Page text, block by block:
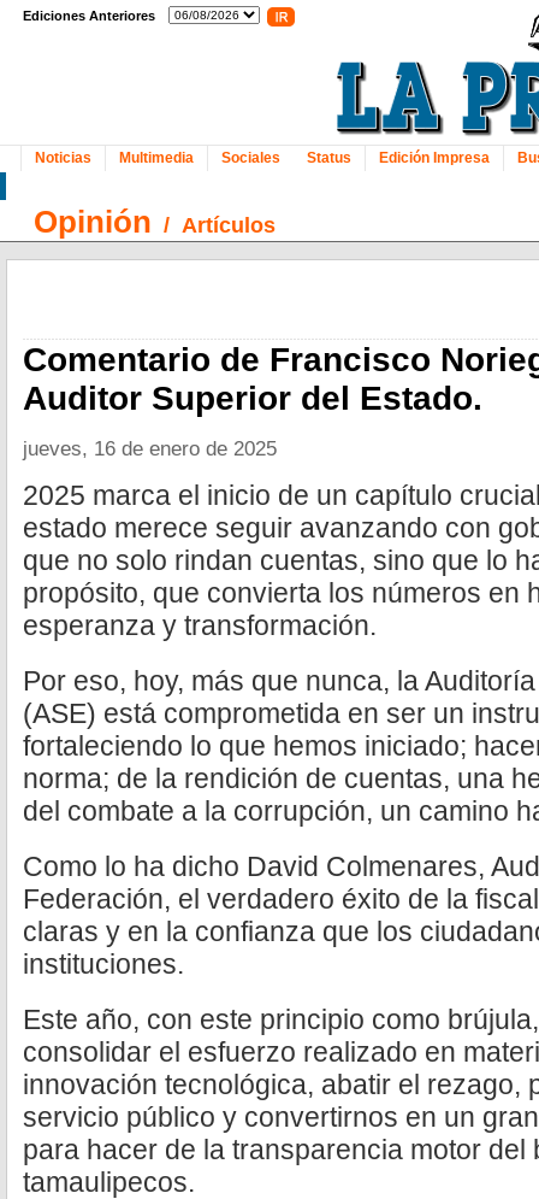
Ediciones Anteriores
Noticias Multimedia Sociales Status Edición Impresa
Opinión / Artículos
Comentario de Francisco
Auditor Superior del Estado.
jueves, 16 de enero de 2025
2025 marca el inicio de un capítulo
estado merece seguir avanzando con
que no solo rindan cuentas, sino que lo
propósito, que convierta los números en
esperanza y transformación.
Por eso, hoy, más que nunca, la
(ASE) está comprometida en ser un
fortaleciendo lo que hemos iniciado;
norma; de la rendición de cuentas, una
del combate a la corrupción, un camino
Como lo ha dicho David Colmenares,
Federación, el verdadero éxito de la
claras y en la confianza que los
instituciones.
Este año, con este principio como
consolidar el esfuerzo realizado en
innovación tecnológica, abatir el rezago,
servicio público y convertirnos en un
para hacer de la transparencia motor del
tamaulipecos.